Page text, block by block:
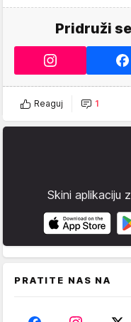
Pridruži
Reaguj 1
Skini aplikaciju
PRATITE NAS NA